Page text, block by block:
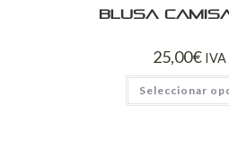
Blusa
25,00€ IVA
Seleccionar